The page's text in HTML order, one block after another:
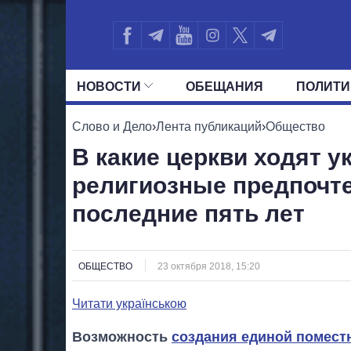
НОВОСТИ ОБЕЩАНИЯ
ВСЕ ПОЛИТИКИ ПРЕЗИДЕНТ И
Слово и Дело›Лента публикаций›Общество
В какие церкви ходят
религиозные
последние пять лет
ОБЩЕСТВО 23 октября 2018, 15:20
Читати українською
Возможность создания единой